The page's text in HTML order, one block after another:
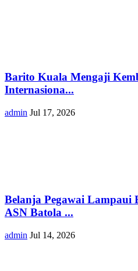
Barito Kuala Mengaji
Internasiona...
admin Jul 17, 2026
Belanja Pegawai Lampaui
ASN Batola ...
admin Jul 14, 2026